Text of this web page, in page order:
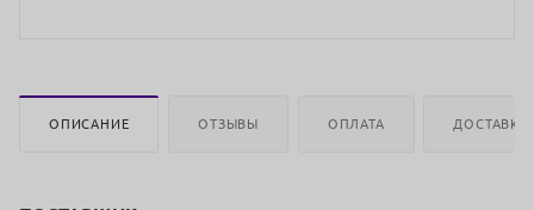
ОПИСАНИЕ ОТЗЫВЫ ОПЛАТА ДОСТАВКА